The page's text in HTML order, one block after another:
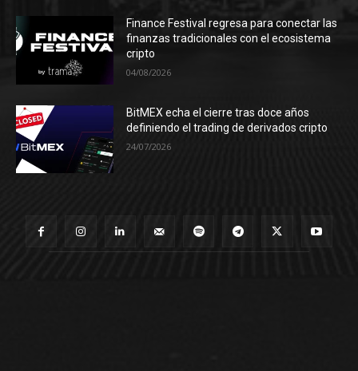
Finance Festival regresa para conectar las
finanzas tradicionales con el ecosistema
cripto
04/08/2026
BitMEX echa el cierre tras doce años
definiendo el trading de derivados cripto
24/07/2026